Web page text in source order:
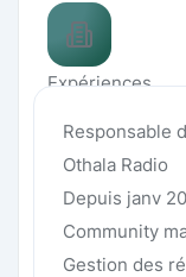
Expériences
Responsable
Othala Radio
Depuis janv
Community
Gestion des